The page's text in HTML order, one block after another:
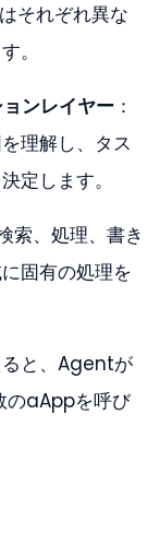
それぞれ異な
。
ンレイヤー：
理解し、タス
定します。
索、処理、書き
固有の処理を
と、Agentが
のaAppを呼び